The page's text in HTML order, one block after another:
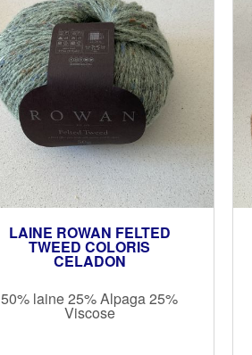
LAINE ROWAN FELTED
TWEED COLORIS
CELADON
50% laine 25% Alpaga 25%
Viscose